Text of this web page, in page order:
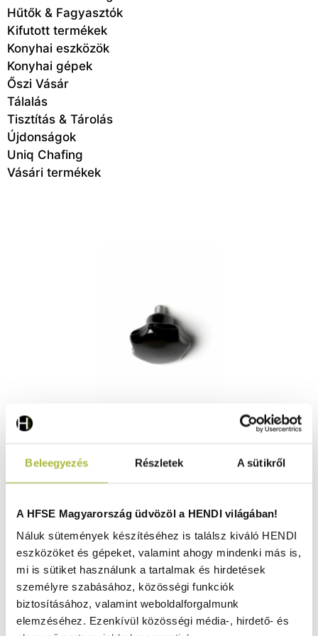
Beleegyezés Részletek A sütikről
A HFSE Magyarország üdvözöl a HENDI világában!
Náluk sütemények készítéséhez is találsz kiváló HENDI
eszközöket és gépeket, valamint ahogy mindenki más is,
mi is sütiket használunk a tartalmak és hirdetések
személyre szabásához, közösségi funkciók
biztosításához, valamint weboldalforgalmunk
elemzéséhez. Ezenkívül közösségi média-, hirdető- és
Hűtők & Fagyasztók
Kifutott termékek
Konyhai eszközök
Konyhai gépek
Őszi Vásár
Tálalás
Tisztítás & Tárolás
Újdonságok
Uniq Chafing
Vásári termékek
1.070Ft
(843Ft+ ÁFA)
KOSÁRBA